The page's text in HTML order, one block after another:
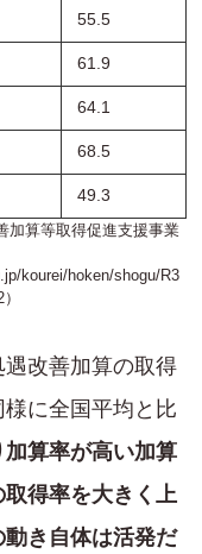
55.5
61.9
64.1
68.5
49.3
加算等取得促進支援事業
kourei/hoken/shogu/R3
改善加算の取得
に全国平均と比
加算率が高い加算
得率を大きく上
き自体は活発だ